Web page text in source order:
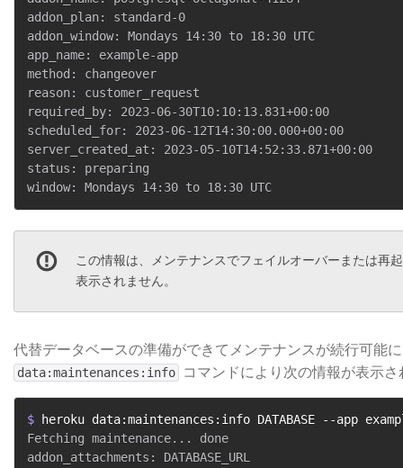
addon_plan: standard-0
addon_window: Mondays 14:30 to 18:30 UTC
app_name: example-app
method: changeover
reason: customer_request
required_by: 2023-06-30T10:10:13.831+00:00
scheduled_for: 2023-06-12T14:30:00.000+00:00
server_created_at: 2023-05-10T14:52:33.871+00:00
status: preparing
この情報は、メンテナンスでフェイルオーバーまたは再
表示されません。
代替データベースの準備ができてメンテナンスが続行可能
data:maintenances:info コマンドにより次の情報が表示
$
heroku data:maintenances:info DATABASE --app
Fetching maintenance... done
addon_attachments: DATABASE_URL